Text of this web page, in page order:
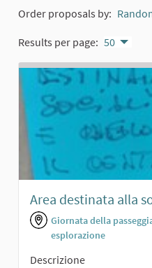
Order proposals by:
Results per page: 50
Area destinata alla
Giornata della
esplorazione
Descrizione